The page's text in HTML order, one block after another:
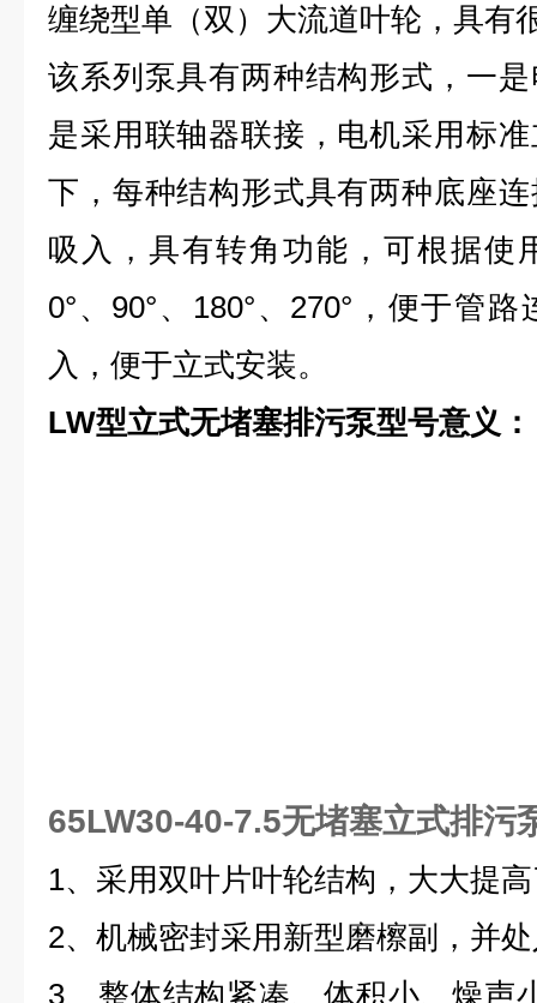
缠绕型单（双）大流道叶轮，具有
该系列泵具有两种结构形式，一
是采用联轴器联接，电机采用标
下，每种结构形式具有两种底座
吸入，具有转角功能，可根据使
0°、90°、180°、270°，便于管
入，便于立式安装。
LW型立式无堵塞排污泵型号意义：
65LW30-40-7.5无堵塞立式排污
1、采用双叶片叶轮结构，大大提
2、机械密封采用新型磨檫副，并
3、整体结构紧凑、体积小、燥声